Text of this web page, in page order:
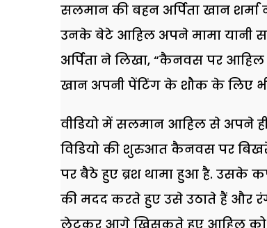
सलमान की बहन अर्पिता खान
उनके बेटे आहिल अपने मामा यानी
अर्पिता ने लिखा, “कैनवस पर
खान अपनी पेंटिंग के शौक के लिए
वीडियो में सलमान आहिल से अपने
विडियो की शुरुआत कैनवस पर
पर बैठे हुए ब्रश थामा हुआ है. उसके
की मदद करते हुए उसे उठाते हैं और
लेटकर आगे खिसकते हुए आहिल को